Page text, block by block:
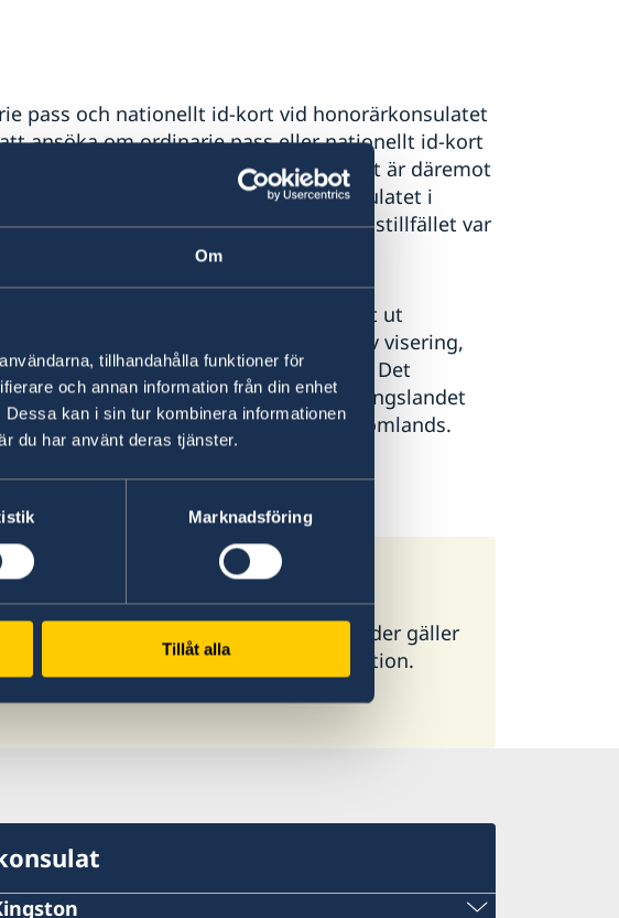
Om
tillhandahålla funktioner för
och annan information från din enhet
kan i sin tur kombinera informationen
du har använt deras tjänster.
Marknadsföring
Tillåt alla
pass och nationellt id-kort vid honorärkonsulatet
ansöka om ordinarie pass eller nationellt id-kort
eller svensk ambassad utomlands. Det är däremot
och ordinarie pass på honorärkonsulatet i
150 SEK. Ange i så fall vid ansökningstillfället var
id-kort eller om giltighetstiden gått ut
utländsk ambassad för utfärdande av visering,
vid honorärkonsulatet i Kingston. Det
direkt till Sverige alternativt bosättningslandet
under Hjälp till svenskar utomlands.
som gäller för alla länder. I vissa länder gäller
ansvarig ambassad för mer information.